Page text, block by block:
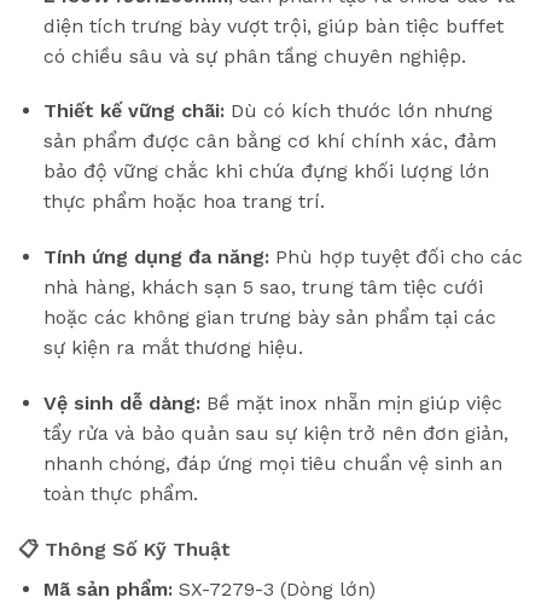
diện tích trưng bày vượt trội, giúp bàn tiệc buffet
có chiều sâu và sự phân tầng chuyên nghiệp.
Thiết kế vững chãi:Dù có kích thước lớn nhưng
sản phẩm được cân bằng cơ khí chính xác, đảm
bảo độ vững chắc khi chứa đựng khối lượng lớn
thực phẩm hoặc hoa trang trí.
Tính ứng dụng đa năng:Phù hợp tuyệt đối cho các
nhà hàng, khách sạn 5 sao, trung tâm tiệc cưới
hoặc các không gian trưng bày sản phẩm tại các
sự kiện ra mắt thương hiệu.
Vệ sinh dễ dàng:Bề mặt inox nhẵn mịn giúp việc
tẩy rửa và bảo quản sau sự kiện trở nên đơn giản,
nhanh chóng, đáp ứng mọi tiêu chuẩn vệ sinh an
toàn thực phẩm.
📋 Thông Số Kỹ Thuật
Mã sản phẩm:SX-7279-3 (Dòng lớn)